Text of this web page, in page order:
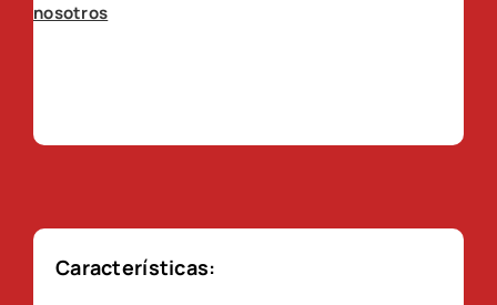
nosotros
Características: